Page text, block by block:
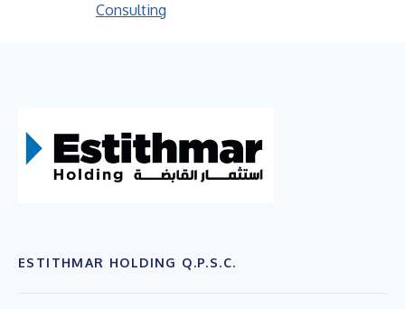
Consulting
ESTITHMAR HOLDING Q.P.S.C.